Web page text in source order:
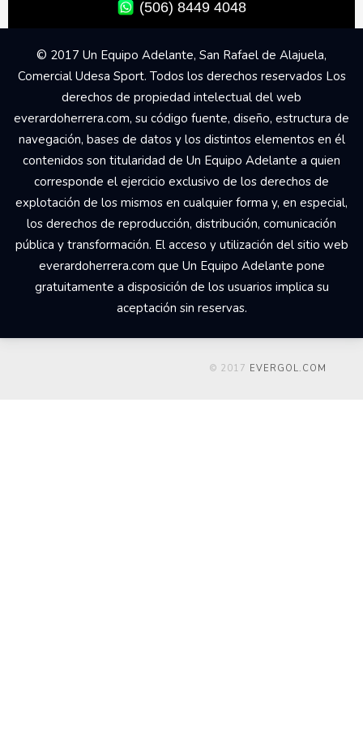
(506) 8449 4048
© 2017 Un Equipo Adelante, San Rafael de Alajuela,
Comercial Udesa Sport. Todos los derechos reservados Los
derechos de propiedad intelectual del web
everardoherrera.com, su código fuente, diseño, estructura de
navegación, bases de datos y los distintos elementos en él
contenidos son titularidad de Un Equipo Adelante a quien
corresponde el ejercicio exclusivo de los derechos de
explotación de los mismos en cualquier forma y, en especial,
los derechos de reproducción, distribución, comunicación
pública y transformación. El acceso y utilización del sitio web
everardoherrera.com que Un Equipo Adelante pone
gratuitamente a disposición de los usuarios implica su
aceptación sin reservas.
© 2017 EVERGOL.COM